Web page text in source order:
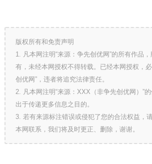
版权所有和免责声明
1. 凡本网注明“来源：争先创优网”的所有作品
有，未经本网授权不得转载。已经本网授权，
创优网”，违者将追究法律责任。
2. 凡本网注明“来源：XXX（非争先创优网）”
出于传递更多信息之目的。
3. 若有来源标注错误或侵犯了您的合法权益，
本网联系，我们将及时更正、删除，谢谢。